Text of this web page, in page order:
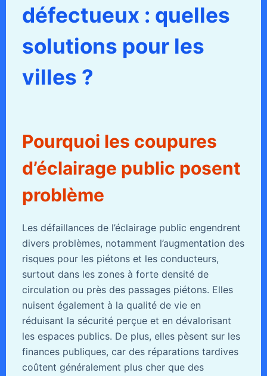
défectueux : quelles
solutions pour les
villes ?
Pourquoi les coupures
d’éclairage public posent
problème
Les défaillances de l’éclairage public engendrent
divers problèmes, notamment l’augmentation des
risques pour les piétons et les conducteurs,
surtout dans les zones à forte densité de
circulation ou près des passages piétons. Elles
nuisent également à la qualité de vie en
réduisant la sécurité perçue et en dévalorisant
les espaces publics. De plus, elles pèsent sur les
finances publiques, car des réparations tardives
coûtent généralement plus cher que des